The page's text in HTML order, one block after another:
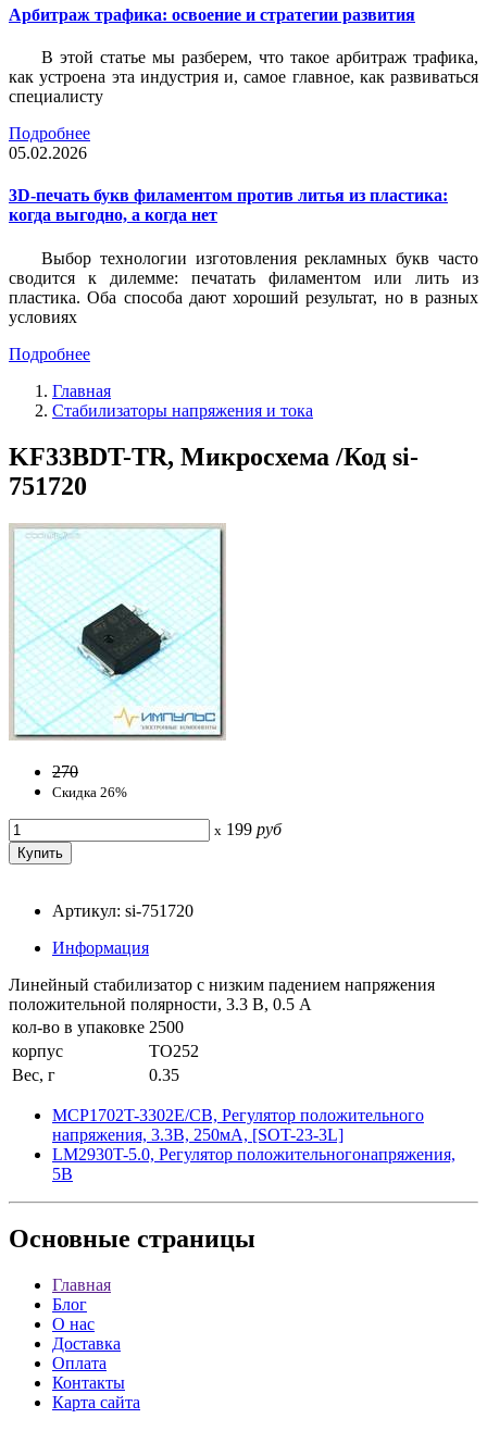
Арбитраж трафика: освоение и стратегии развития
В этой статье мы разберем, что такое арбитраж трафика,
как устроена эта индустрия и, самое главное, как развиваться
специалисту
Подробнее
05.02.2026
3D-печать букв филаментом против литья из пластика:
когда выгодно, а когда нет
Выбор технологии изготовления рекламных букв часто
сводится к дилемме: печатать филаментом или лить из
пластика. Оба способа дают хороший результат, но в разных
условиях
Подробнее
Главная
Стабилизаторы напряжения и тока
KF33BDT-TR, Микросхема /Код si-
751720
270
Скидка 26%
x 199 руб
Артикул: si-751720
Информация
Линейный стабилизатор с низким падением напряжения
положительной полярности, 3.3 В, 0.5 А
кол-во в упаковке 2500
корпус
TO252
Вес, г
0.35
MCP1702T-3302E/CB, Регулятор положительного
напряжения, 3.3В, 250мА, [SOT-23-3L]
LM2930T-5.0, Регулятор положительногонапряжения,
5В
Основные страницы
Главная
Блог
О нас
Доставка
Оплата
Контакты
Карта сайта